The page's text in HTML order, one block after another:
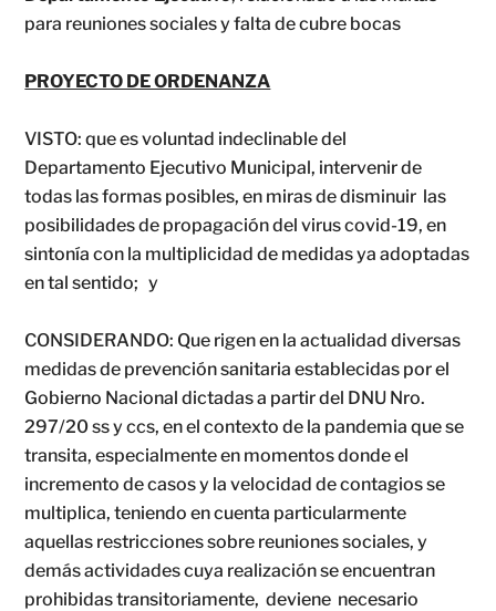
para reuniones sociales y falta de cubre bocas
PROYECTO DE ORDENANZA
VISTO: que es voluntad indeclinable del
Departamento Ejecutivo Municipal, intervenir de
todas las formas posibles, en miras de disminuir las
posibilidades de propagación del virus covid-19, en
sintonía con la multiplicidad de medidas ya adoptadas
en tal sentido; y
CONSIDERANDO: Que rigen en la actualidad diversas
medidas de prevención sanitaria establecidas por el
Gobierno Nacional dictadas a partir del DNU Nro.
297/20 ss y ccs, en el contexto de la pandemia que se
transita, especialmente en momentos donde el
incremento de casos y la velocidad de contagios se
multiplica, teniendo en cuenta particularmente
aquellas restricciones sobre reuniones sociales, y
demás actividades cuya realización se encuentran
prohibidas transitoriamente, deviene necesario